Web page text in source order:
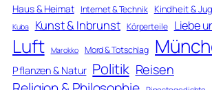
Haus & Heimat Internet & Technik Kindheit &
Kuba Kunst & Inbrunst Körperteile Liebe
Luft Marokko Mord & Totschlag
Pflanzen & Natur Politik Reisen